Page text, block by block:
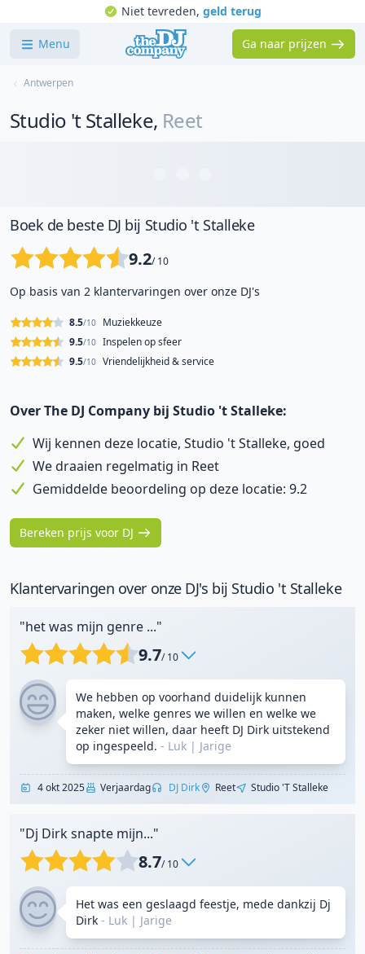
Niet tevreden, geld terug
Menu Ga naar prijzen
Antwerpen
Studio 't Stalleke, Reet
Boek de beste DJ bij Studio 't Stalleke
9.2/ 10
Op basis van 2 klantervaringen over onze DJ's
Muziekkeuze
8.5/10
Inspelen op sfeer
9.5/10
Vriendelijkheid & service
9.5/10
Over The DJ Company bij Studio 't Stalleke:
Wij kennen deze locatie, Studio 't Stalleke, goed
We draaien regelmatig in Reet
Gemiddelde beoordeling op deze locatie: 9.2
Bereken prijs voor DJ
Klantervaringen over onze DJ's bij Studio 't Stalleke
"het was mijn genre ..."
9.7/ 10
We hebben op voorhand duidelijk kunnen
maken, welke genres we willen en welke we
zeker niet willen, daar heeft DJ Dirk uitstekend
op ingespeeld. - Luk | Jarige
4 okt 2025 Verjaardag DJ Dirk Reet Studio 't Stalleke
"Dj Dirk snapte mijn..."
8.7/ 10
Het was een geslaagd feestje, mede dankzij Dj
Dirk - Luk | Jarige